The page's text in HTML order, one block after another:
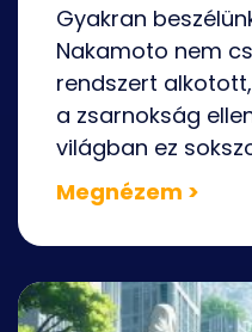
Gyakran
Nakamoto nem
rendszert
a zsarnokság
világban ez
Megnézem >